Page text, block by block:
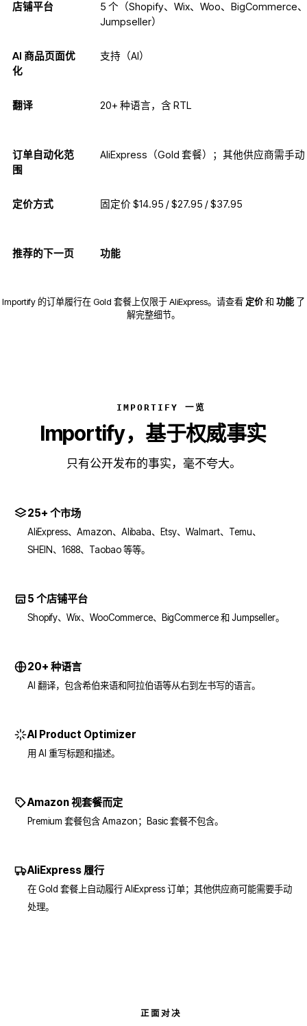
店铺平台
5 个（Shopify、Wix、Woo、BigCommerce、
Jumpseller）
AI 商品页面优
化
支持（AI）
翻译 20+ 种语言，含 RTL
订单自动化范
围
AliExpress（Gold 套餐）；其他供应商需手动
定价方式 固定价 $14.95 / $27.95 / $37.95
推荐的下一页 功能
Importify 的订单履行在 Gold 套餐上仅限于 AliExpress。请查看 定价和 功能 了
解完整细节。
IMPORTIFY 一览
Importify，基于权威事实
只有公开发布的事实，毫不夸大。
25+ 个市场
AliExpress、Amazon、Alibaba、Etsy、Walmart、Temu、
SHEIN、1688、Taobao 等等。
5 个店铺平台
Shopify、Wix、WooCommerce、BigCommerce 和 Jumpseller。
20+ 种语言
AI 翻译，包含希伯来语和阿拉伯语等从右到左书写的语言。
AI Product Optimizer
用 AI 重写标题和描述。
Amazon 视套餐而定
Premium 套餐包含 Amazon；Basic 套餐不包含。
AliExpress 履行
在 Gold 套餐上自动履行 AliExpress 订单；其他供应商可能需要手动
处理。
正面对决